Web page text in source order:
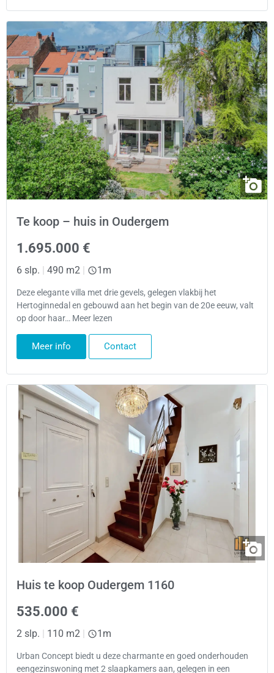
Te koop – huis in Oudergem
1.695.000 €
6 slp. | 490 m2 | 1m
Deze elegante villa met drie gevels, gelegen vlakbij het
Hertoginnedal en gebouwd aan het begin van de 20e eeuw, valt
op door haar… Meer lezen
Meer info Contact
Huis te koop Oudergem 1160
535.000 €
2 slp. | 110 m2 | 1m
Urban Concept biedt u deze charmante en goed onderhouden
eengezinswoning met 2 slaapkamers aan, gelegen in een